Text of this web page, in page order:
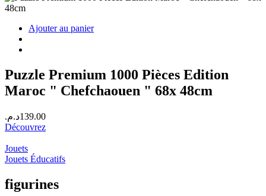
Ajouter au panier
Puzzle Premium 1000 Pièces Edition
Maroc " Chefchaouen " 68x 48cm
139.00د.م.
Découvrez
Jouets
Jouets Éducatifs
figurines